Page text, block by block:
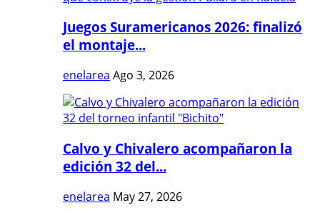
Juegos Suramericanos 2026: finalizó
el montaje...
enelarea Ago 3, 2026
Calvo y Chivalero acompañaron la
edición 32 del...
enelarea May 27, 2026